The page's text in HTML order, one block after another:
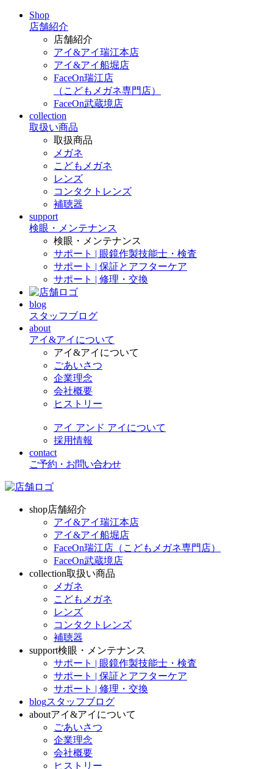
Shop
店舗紹介
店舗紹介
アイ&アイ瑞江本店
アイ&アイ船堀店
FaceOn瑞江店
（こどもメガネ専門店）
FaceOn武蔵境店
collection
取扱い商品
取扱商品
メガネ
こどもメガネ
レンズ
コンタクトレンズ
補聴器
support
検眼・メンテナンス
検眼・メンテナンス
サポート | 眼鏡作製技能士・検査
サポート | 保証とアフターケア
サポート | 修理・交換
blog
スタッフブログ
about
アイ&アイについて
アイ&アイについて
ごあいさつ
企業理念
会社概要
ヒストリー
アイ アンド アイについて
採用情報
contact
ご予約・お問い合わせ
shop店舗紹介
アイ&アイ瑞江本店
アイ&アイ船堀店
FaceOn瑞江店（こどもメガネ専門店）
FaceOn武蔵境店
collection取扱い商品
メガネ
こどもメガネ
レンズ
コンタクトレンズ
補聴器
support検眼・メンテナンス
サポート | 眼鏡作製技能士・検査
サポート | 保証とアフターケア
サポート | 修理・交換
blogスタッフブログ
aboutアイ&アイについて
ごあいさつ
企業理念
会社概要
ヒストリー